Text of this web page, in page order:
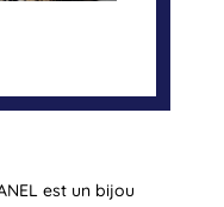
est un bijou